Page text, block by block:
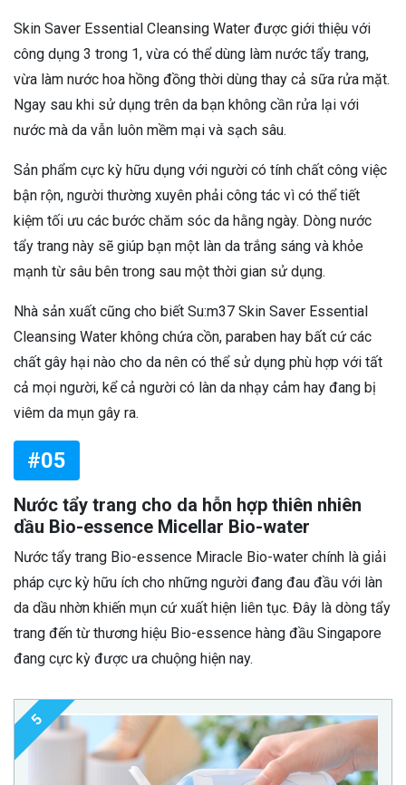
Skin Saver Essential Cleansing Water được giới thiệu với
công dụng 3 trong 1, vừa có thể dùng làm nước tẩy trang,
vừa làm nước hoa hồng đồng thời dùng thay cả sữa rửa mặt.
Ngay sau khi sử dụng trên da bạn không cần rửa lại với
nước mà da vẫn luôn mềm mại và sạch sâu.
Sản phẩm cực kỳ hữu dụng với người có tính chất công việc
bận rộn, người thường xuyên phải công tác vì có thể tiết
kiệm tối ưu các bước chăm sóc da hằng ngày. Dòng nước
tẩy trang này sẽ giúp bạn một làn da trắng sáng và khỏe
mạnh từ sâu bên trong sau một thời gian sử dụng.
Nhà sản xuất cũng cho biết Su:m37 Skin Saver Essential
Cleansing Water không chứa cồn, paraben hay bất cứ các
chất gây hại nào cho da nên có thể sử dụng phù hợp với tất
cả mọi người, kể cả người có làn da nhạy cảm hay đang bị
viêm da mụn gây ra.
#05
Nước tẩy trang cho da hỗn hợp thiên nhiên
dầu Bio-essence Micellar Bio-water
Nước tẩy trang Bio-essence Miracle Bio-water chính là giải
pháp cực kỳ hữu ích cho những người đang đau đầu với làn
da dầu nhờn khiến mụn cứ xuất hiện liên tục. Đây là dòng tẩy
trang đến từ thương hiệu Bio-essence hàng đầu Singapore
đang cực kỳ được ưa chuộng hiện nay.
5